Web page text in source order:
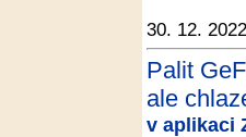
30. 12.
Palit
ale
v aplikaci